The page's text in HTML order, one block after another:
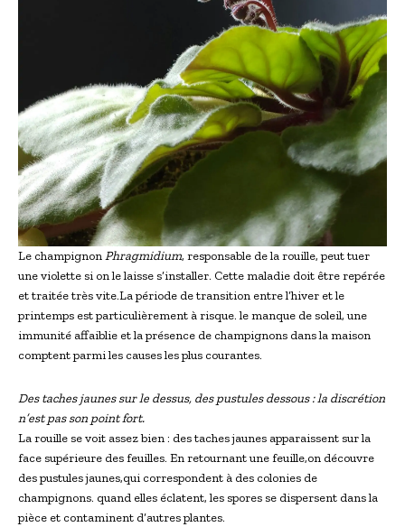
Le champignonPhragmidium, responsable de la rouille, peut tuer
une violette si on le laisse s’installer. Cette maladie doit être repérée
et traitée très vite.La période de transition entre l’hiver et le
printemps est particulièrement à risque. le manque de soleil, une
immunité affaiblie et la présence de champignons dans la maison
comptent parmi les causes les plus courantes.
Des taches jaunes sur le dessus, des pustules dessous : la discrétion
n’est pas son point fort.
La rouille se voit assez bien : des taches jaunes apparaissent sur la
face supérieure des feuilles. En retournant une feuille,on découvre
des pustules jaunes,qui correspondent à des colonies de
champignons. quand elles éclatent, les spores se dispersent dans la
pièce et contaminent d’autres plantes.